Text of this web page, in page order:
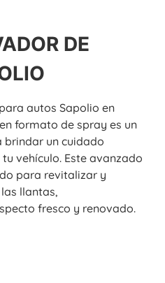
DE
autos Sapolio en
formato de spray es un
un cuidado
vehículo. Este avanzado
para revitalizar y
llantas,
fresco y renovado.